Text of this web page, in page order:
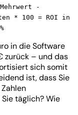
-
* 100 = ROI in
in die Software
zurück – und das
sich somit
ist, dass Sie
täglich? Wie